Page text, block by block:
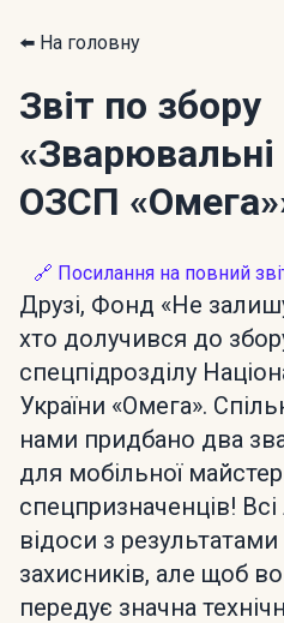
⬅️ На головну
Звіт по збору
ОЗСП
🔗 Посилання на повний
Друзі, Фонд «Не
хто долучився до
спецпідрозділу
України «Омега».
нами придбано два
для мобільної
спецпризначенців!
відоси з
захисників, але щоб
передує значна